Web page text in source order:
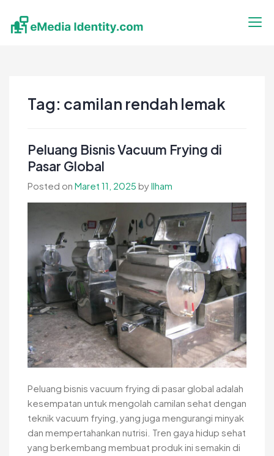
content
Tag: camilan rendah lemak
Peluang Bisnis Vacuum Frying di
Pasar Global
Posted on Maret 11, 2025 byIlham
Peluang bisnis vacuum frying di pasar global adalah
kesempatan untuk mengolah camilan sehat dengan
teknik vacuum frying, yang juga mengurangi minyak
dan mempertahankan nutrisi. Tren gaya hidup sehat
yang berkembang membuat produk ini semakin di